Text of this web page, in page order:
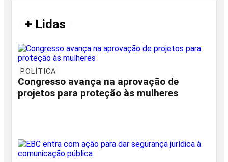
+ Lidas
POLÍTICA
Congresso avança na aprovação de
projetos para proteção às mulheres